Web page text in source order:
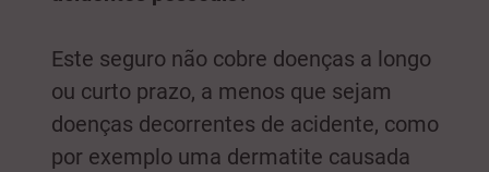
Este seguro não cobre doenças a longo
ou curto prazo, a menos que sejam
doenças decorrentes de acidente, como
por exemplo uma dermatite causada